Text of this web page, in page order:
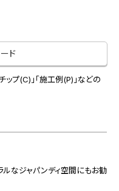
ド
プ(C)」「施工例(P)」などの
ルなジャパンディ空間にもお勧